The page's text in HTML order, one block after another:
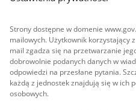
Strony dostępne w domenie
mailowych. Użytkownik korzystający
mail zgadza się na przetwarzanie
dobrowolnie podanych danych w
odpowiedzi na przesłane pytania.
każdą z jednostek znajdują się w ich
osobowych.